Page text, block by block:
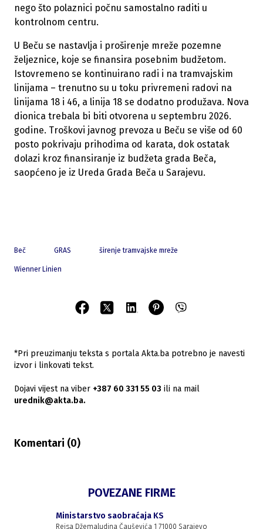
nego što polaznici počnu samostalno raditi u
kontrolnom centru.
U Beču se nastavlja i proširenje mreže pozemne
željeznice, koje se finansira posebnim budžetom.
Istovremeno se kontinuirano radi i na tramvajskim
linijama – trenutno su u toku privremeni radovi na
linijama 18 i 46, a linija 18 se dodatno produžava. Nova
dionica trebala bi biti otvorena u septembru 2026.
godine. Troškovi javnog prevoza u Beču se više od 60
posto pokrivaju prihodima od karata, dok ostatak
dolazi kroz finansiranje iz budžeta grada Beča,
saopćeno je iz Ureda Grada Beča u Sarajevu.
Beč GRAS širenje tramvajske mreže
Wienner Linien
*Pri preuzimanju teksta s portala Akta.ba potrebno je navesti
izvor i linkovati tekst.
Dojavi vijest na viber +387 60 331 55 03 ili na mail
urednik@akta.ba.
Komentari (0)
POVEZANE FIRME
Ministarstvo saobraćaja KS
Reisa Džemaludina Čauševića 1 71000 Sarajevo